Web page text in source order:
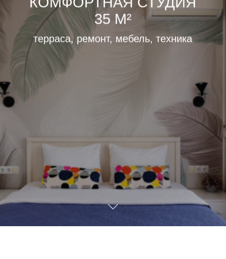
35 М²
терраса, ремонт, мебель, техника